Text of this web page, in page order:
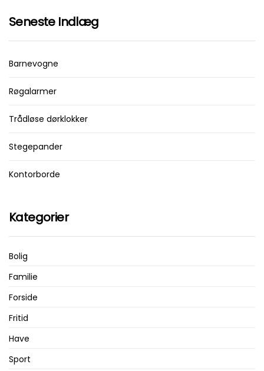
Seneste Indlæg
Barnevogne
Røgalarmer
Trådløse dørklokker
Stegepander
Kontorborde
Kategorier
Bolig
Familie
Forside
Fritid
Have
Sport